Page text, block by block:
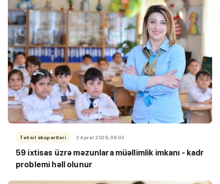
Təhsil ekspertləri 3 Aprel 2026, 09:03
59 ixtisas üzrə məzunlara müəllimlik imkanı - kadr
problemi həll olunur